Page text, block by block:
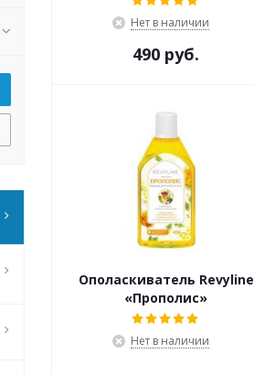
Нет в наличии
490 руб.
Ополаскиватель Revyline
«Прополис»
Нет в наличии